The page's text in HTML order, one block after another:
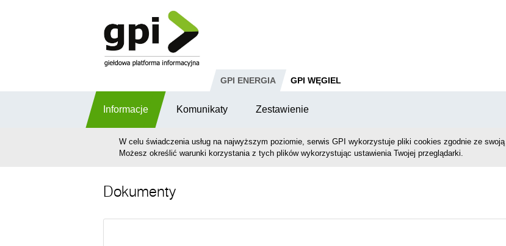
GPI ENERGIA GPI WĘGIEL
Informacje Komunikaty Zestawienie
W celu świadczenia usług na najwyższym poziomie, serwis GPI wykorzystuje pliki cookies zgodnie ze swoją
Możesz określić warunki korzystania z tych plików wykorzystując ustawienia Twojej przeglądarki.
Dokumenty